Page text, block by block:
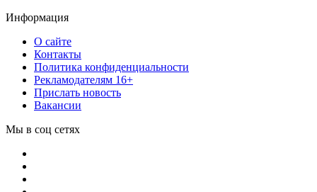
Информация
О сайте
Контакты
Политика конфиденциальности
Рекламодателям 16+
Прислать новость
Вакансии
Мы в соц сетях